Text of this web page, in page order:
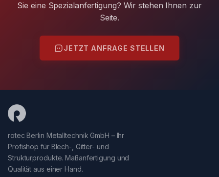
Sie eine Spezialanfertigung? Wir stehen Ihnen zur
Seite.
JETZT ANFRAGE STELLEN
rotec Berlin Metalltechnik GmbH – Ihr
Profishop für Blech-, Gitter- und
Strukturprodukte. Maßanfertigung und
Qualität aus einer Hand.